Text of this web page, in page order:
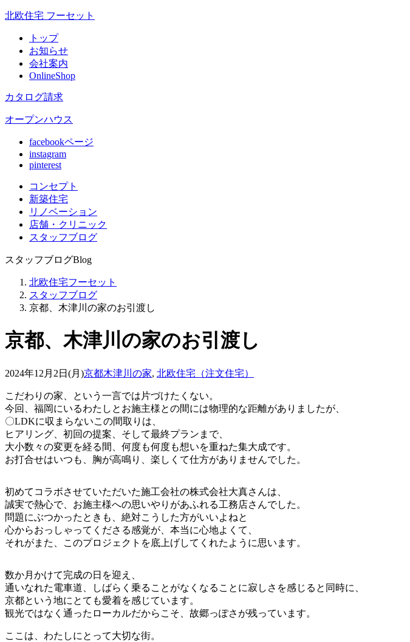
北欧住宅 フーセット
トップ
お知らせ
会社案内
OnlineShop
カタログ請求
オープンハウス
facebookページ
instagram
pinterest
コンセプト
新築住宅
リノベーション
店舗 ・クリニック
スタッフブログ
スタッフブログBlog
北欧住宅フーセット
スタッフブログ
京都、木津川の家のお引渡し
京都、木津川の家のお引渡し
2024年12月2日(月)京都木津川の家, 北欧住宅（注文住宅）
こだわりの家、という一言では片づけたくない。
今回、福岡にいるわたしとお施主様との間には物理的な距離がありましたが、
〇LDKに収まらないこの間取りは、
ヒアリング、初回の提案、そして最終プランまで、
大小数々の変更を経る間、何度も何度も想いを重ねた集大成です。
お打合せはいつも、胸が高鳴り、楽しくて仕方がありませんでした。
初めてコラボさせていただいた施工会社の株式会社大真さんは、
誠実で熱心で、お施主様への思いやりがあふれる工務店さんでした。
問題にぶつかったときも、絶対こうした方がいいよねと
心からおっしゃってくださる感覚が、本当に心地よくて、
それがまた、このプロジェクトを底上げしてくれたように思います。
数か月かけて完成の日を迎え、
通いなれた電車道、しばらく乗ることがなくなることに寂しさを感じると同時に、
京都という地にとても愛着を感じています。
観光ではなく通ったローカルだからこそ、故郷っぽさが残っています。
ここは、わたしにとって大切な街。